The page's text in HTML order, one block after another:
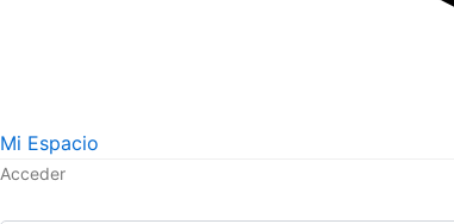
Mi Espacio
Acceder